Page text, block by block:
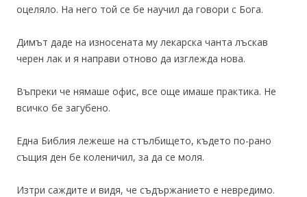
оцеляло. На него той се бе научил да говори с Бога.
Димът даде на износената му лекарска чанта лъскав
черен лак и я направи отново да изглежда нова.
Въпреки че нямаше офис, все още имаше практика. Не
всичко бе загубено.
Една Библия лежеше на стълбището, където по-рано
същия ден бе коленичил, за да се моля.
Изтри саждите и видя, че съдържанието е невредимо.